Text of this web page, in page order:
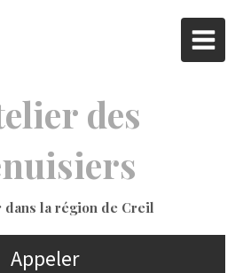
des
la région de Creil
Appeler